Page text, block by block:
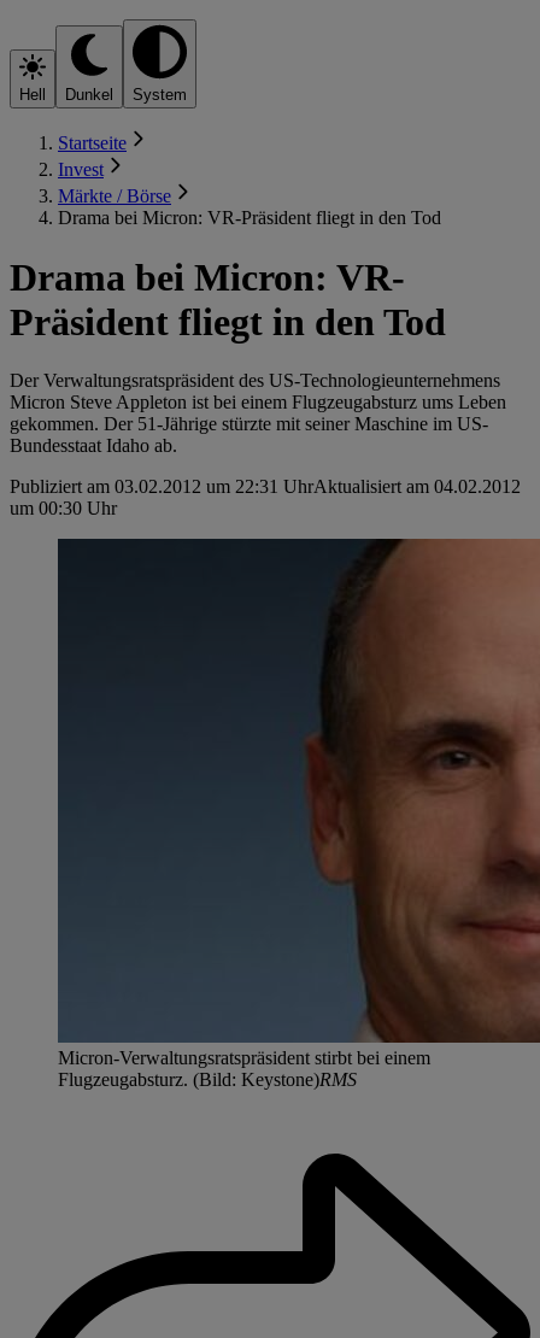
Hell Dunkel System
Startseite
Invest
Märkte / Börse
Drama bei Micron: VR-Präsident fliegt in den Tod
Drama bei Micron: VR-
Präsident fliegt in den Tod
Der Verwaltungsratspräsident des US-Technologieunternehmens
Micron Steve Appleton ist bei einem Flugzeugabsturz ums Leben
gekommen. Der 51-Jährige stürzte mit seiner Maschine im US-
Bundesstaat Idaho ab.
Publiziert am 03.02.2012 um 22:31 UhrAktualisiert am 04.02.2012
um 00:30 Uhr
Micron-Verwaltungsratspräsident stirbt bei einem
Flugzeugabsturz. (Bild: Keystone)RMS